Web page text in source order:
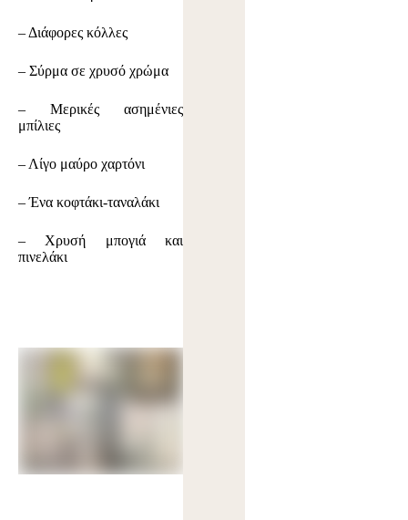
– Διάφορες κόλλες
– Σύρμα σε χρυσό χρώμα
– Μερικές ασημένιες
μπίλιες
– Λίγο μαύρο χαρτόνι
– Ένα κοφτάκι-ταναλάκι
– Χρυσή μπογιά και
πινελάκι